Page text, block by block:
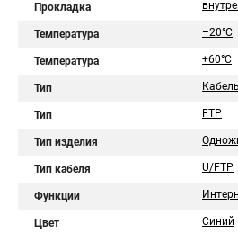
Прокладка
Температура –20°C
Температура +60°C
Тип Кабель
Тип FTP
Тип изделия
Тип кабеля U/FTP
Функции
Цвет Синий